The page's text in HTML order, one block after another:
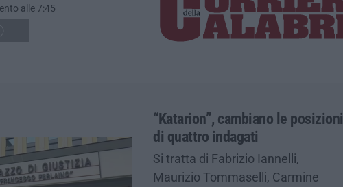
alle 7:45
“Katarion”, cambiano le posizioni
di quattro indagati
Si tratta di Fabrizio Iannelli,
Maurizio Tommaselli, Carmine